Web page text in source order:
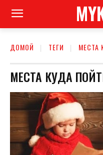
ДОМОЙ ТЕГИ МЕСТА
МЕСТА КУДА